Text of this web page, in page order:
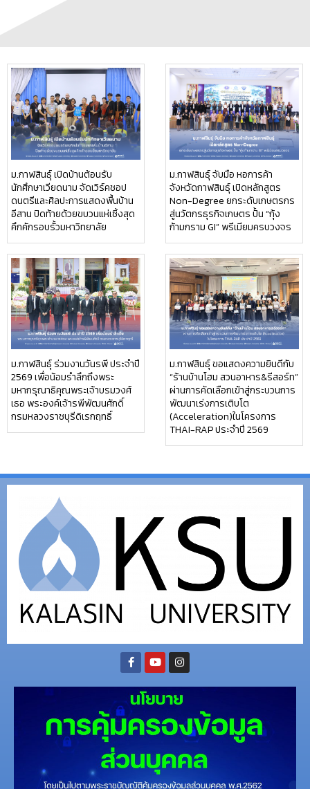
ม.กาฬสินธุ์ เปิดบ้านต้อนรับ
นักศึกษาเวียดนาม จัดเวิร์คชอป
ดนตรีและศิลปะการแสดงพื้นบ้าน
อีสาน ปิดท้ายด้วยขบวนแห่เซิ้งสุด
คึกคักรอบรั้วมหาวิทยาลัย
ม.กาฬสินธุ์ จับมือ หอการค้า
จังหวัดกาฬสินธุ์ เปิดหลักสูตร
Non-Degree ยกระดับเกษตรกร
สู่นวัตกรธุรกิจเกษตร ปั้น “กุ้ง
ก้ามกราม GI” พรีเมียมครบวงจร
ม.กาฬสินธุ์ ร่วมงานวันรพี ประจำปี
2569 เพื่อน้อมรำลึกถึงพระ
มหากรุณาธิคุณพระเจ้าบรมวงศ์
เธอ พระองค์เจ้ารพีพัฒนศักดิ์
กรมหลวงราชบุรีดิเรกฤทธิ์
ม.กาฬสินธุ์ ขอแสดงความยินดีกับ
“ร้านบ้านโฮม สวนอาหาร&รีสอร์ท”
ผ่านการคัดเลือกเข้าสู่กระบวนการ
พัฒนาเร่งการเติบโต
(Acceleration)ในโครงการ
THAI-RAP ประจำปี 2569